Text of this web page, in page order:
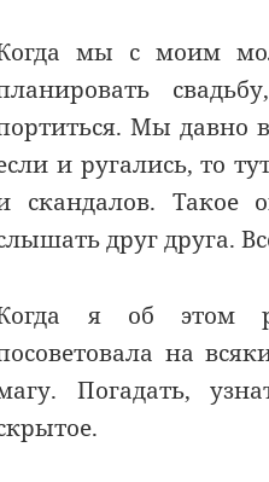
мы с моим
Мы давно
и ругались, то
скандалов. Такое
друг друга.
я об этом
на
Погадать,